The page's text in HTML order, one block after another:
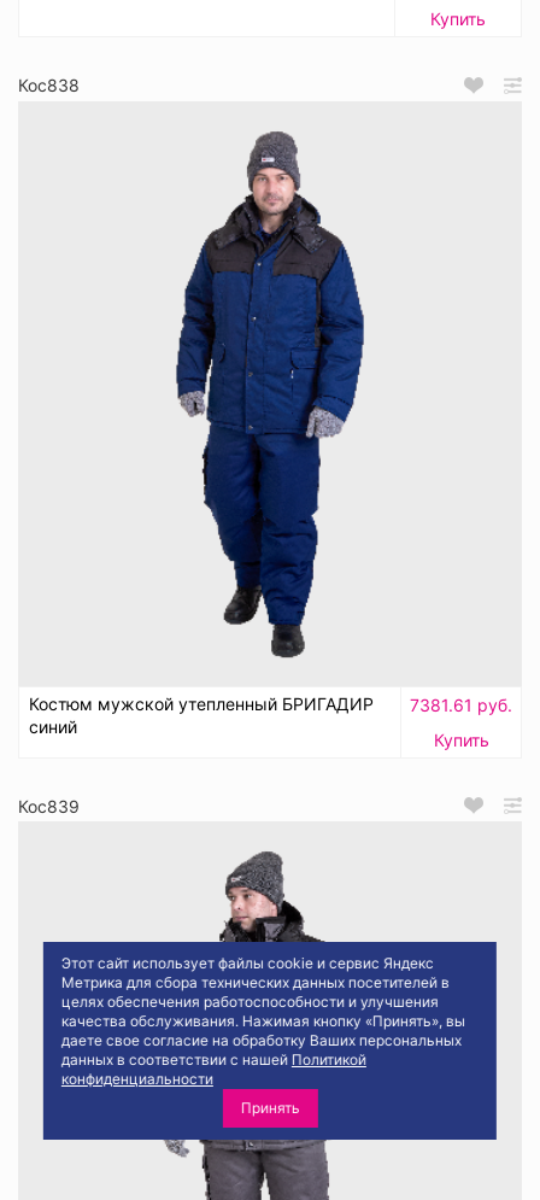
Этот сайт использует файлы cookie и сервис Яндекс
Метрика для сбора технических данных посетителей в
целях обеспечения работоспособности и улучшения
качества обслуживания. Нажимая кнопку «Принять», вы
даете свое согласие на обработку Ваших персональных
данных в соответствии с нашей Политикой
конфиденциальности
Принять
Купить
Кос838
Костюм мужской утепленный БРИГАДИР
синий
7381.61 руб.
Купить
Кос839